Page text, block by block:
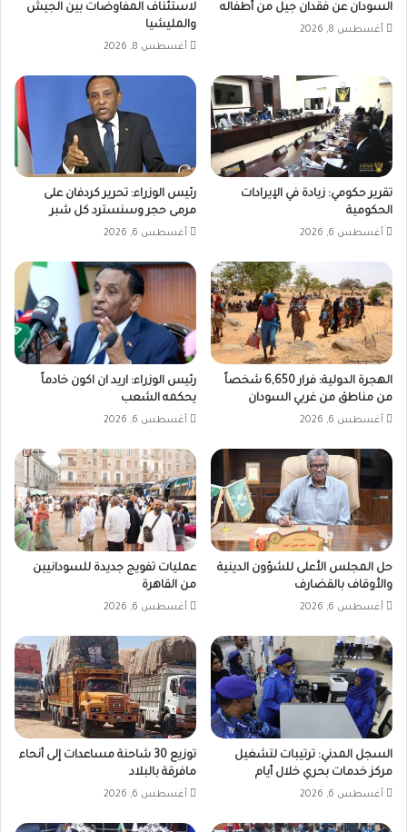
السودان عن فقدان جيل من أطفاله
أغسطس 8, 2026
لاستئناف المفاوضات بين الجيش
والمليشيا
أغسطس 8, 2026
تقرير حكومي: زيادة في الإيرادات
الحكومية
أغسطس 6, 2026
رئيس الوزراء: تحرير كردفان على
مرمى حجر وسنسترد كل شبر
أغسطس 6, 2026
الهجرة الدولية: فرار 6,650 شخصاً
من مناطق من غربي السودان
أغسطس 6, 2026
رئيس الوزراء: اريد ان اكون خادماً
يحكمه الشعب
أغسطس 6, 2026
حل المجلس الأعلى للشؤون الدينية
والأوقاف بالقضارف
أغسطس 6, 2026
عمليات تفويج جديدة للسودانيين
من القاهرة
أغسطس 6, 2026
السجل المدني: ترتيبات لتشغيل
مركز خدمات بحري خلال أيام
أغسطس 6, 2026
توزيع 30 شاحنة مساعدات إلى أنحاء
مافرقة بالبلاد
أغسطس 6, 2026